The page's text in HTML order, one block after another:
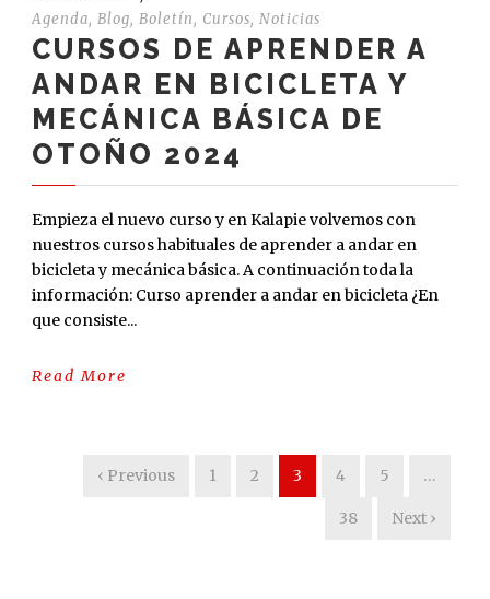
Agenda, Blog, Boletín, Cursos, Noticias
CURSOS DE APRENDER A
ANDAR EN BICICLETA Y
MECÁNICA BÁSICA DE
OTOÑO 2024
Empieza el nuevo curso y en Kalapie volvemos con
nuestros cursos habituales de aprender a andar en
bicicleta y mecánica básica. A continuación toda la
información: Curso aprender a andar en bicicleta ¿En
que consiste...
Read More
‹ Previous 1 2 3 4 5 …
38 Next ›